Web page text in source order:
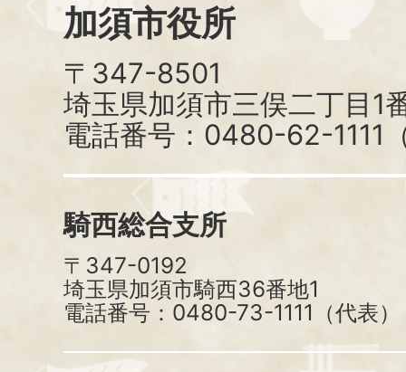
加須市役所
〒347-8501
埼玉県加須市三俣二丁目1
電話番号：0480-62-1111
騎西総合支所
〒347-0192
埼玉県加須市騎西36番地1
電話番号：0480-73-1111（代表）